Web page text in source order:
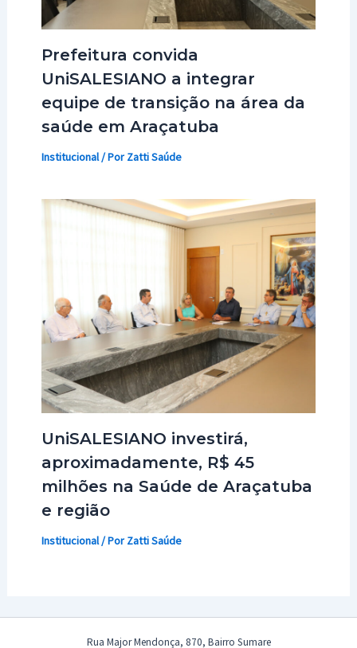
Prefeitura convida
UniSALESIANO a integrar
equipe de transição na área da
saúde em Araçatuba
Institucional/ PorZatti Saúde
UniSALESIANO investirá,
aproximadamente, R$ 45
milhões na Saúde de Araçatuba
e região
Institucional/ PorZatti Saúde
Rua Major Mendonça, 870, Bairro Sumare